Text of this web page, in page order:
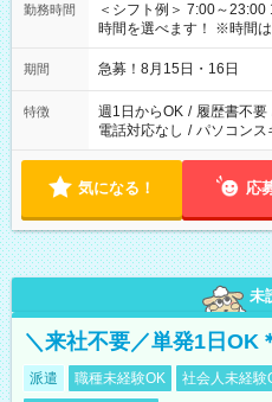
勤務時間
＜シフト例＞ 7:00～23:00 13:30～22:00
時間を選べます！ ※時間
期間 急募！8月15日・16日
特徴 週1日からOK / 履歴書不要
電話対応なし / パソコンス
気になる！ 応
未
＼来社不要／単発1日OK
派遣 職種未経験OK 社会人未経験